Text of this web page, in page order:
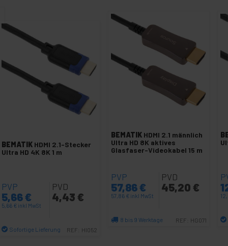
BEMATIK HDMI 2.1-Stecker
Ultra HD 4K 8K 1 m
PVP
5,66€
5,66 € inkl MwSt
PVD
4,43 €
Sofortige Lieferung REF: HI052
BEMATIK HDMI 2.1 männlich
Ultra HD 8K aktives
Glasfaser-Videokabel 15 m
PVP
57,86€
57,86 € inkl MwSt
PVD
45,20 €
8 bis 9 Werktage REF: HG071